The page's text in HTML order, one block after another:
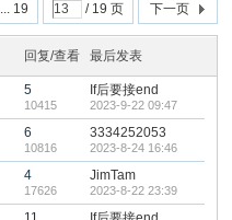
... 19 / 19 页 下一页
回复/查看 最后发表
5
10415
If后要接end
2023-9-22 09:47
6
10816
3334252053
2023-8-24 16:46
4
17626
JimTam
2023-8-22 23:39